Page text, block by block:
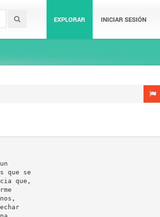
EXPLORAR INICIAR SESIÓN